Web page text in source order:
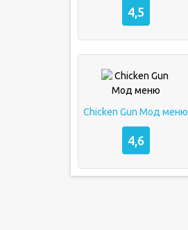
4,5
Chicken Gun Мод меню
4,6